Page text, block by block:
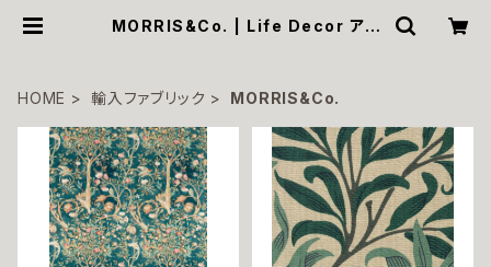
MORRIS&Co. | Life Decor アリ
HOME 輸入ファブリック MORRIS&Co.